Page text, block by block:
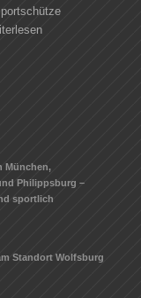
München,
Philippsburg –
sportlich
Standort Wolfsburg